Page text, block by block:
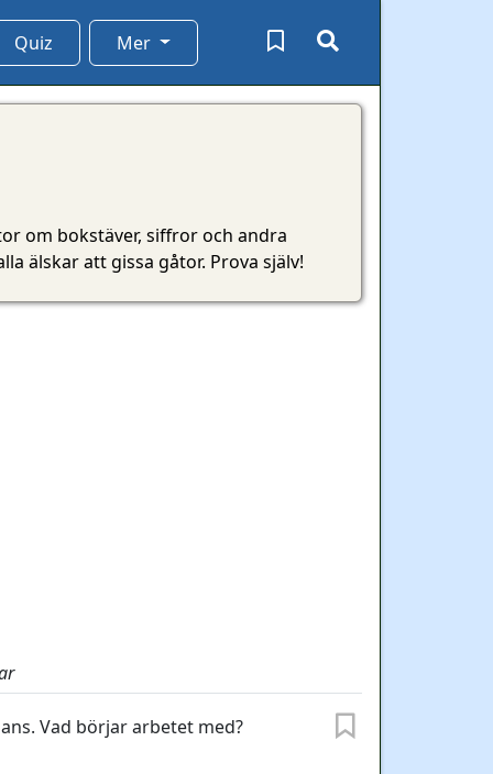
Quiz Mer
om bokstäver, siffror och andra
älskar att gissa gåtor. Prova själv!
Vad börjar arbetet med?